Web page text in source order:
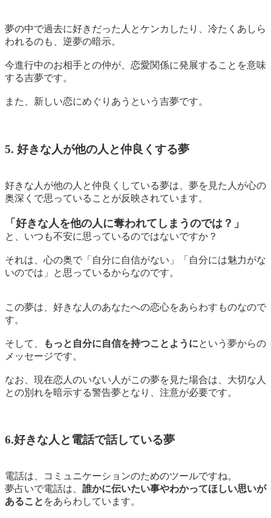
夢の中で過去に好きだった人とケンカしたり、冷たくあしら
われるのも、逆夢の暗示。
今進行中のお相手との仲が、 恋愛関係に発展することを意味
する吉夢です。
また、新しい恋にめぐりあうという吉夢です。
5. 好きな人が他の人と仲良くする夢
好きな人が他の人と仲良くしている夢は、夢を見た人が心の
奥深くで思っていることが反映されています。
「好きな人を他の人に奪われてしまうのでは？」
と、いつも不安に思っているのではないですか？
それは、心の奥で「自分に自信がない」「自分には魅力がな
いのでは」と思っているからなのです。
この夢は、 好きな人のあなたへの恋心をあらわすものなので
す。
そして、 もっと自分に自信を持つことようにという夢からの
メッセージです。
なお、現在恋人のいない人がこの夢を見た場合は、大切な人
との別れを暗示する警告夢となり、注意が必要です。
6.好きな人と電話で話している夢
電話は、コミュニケーションのためのツールですね。
夢占いで電話は、 誰かに伝いたい事やわかってほしい思いが
あること をあらわしています。